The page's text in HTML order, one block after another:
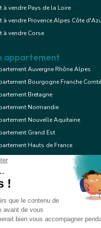
à vendre Pays de la Loire
à vendre Provence Alpes Côte
à vendre Corse
appartement
Auvergne Rhône Alpes
Bourgogne Franche Comté
Bretagne
Normandie
Nouvelle Aquitaine
Grand Est
Hauts de France
Ile de France
Centre Val de Loire
Occitanie
Provence Alpes Côte d'Azur
Corse